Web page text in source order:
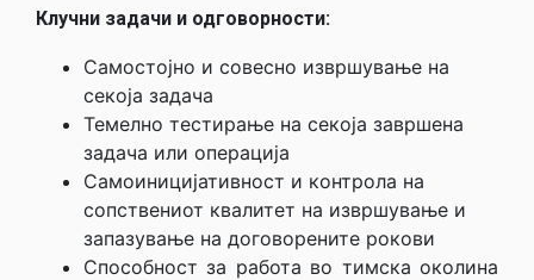
Клучни задачи и одговорности:
Самостојно и совесно извршување на
секоја задача
Темелно тестирање на секоја завршена
задача или операција
Самоиницијативност и контрола на
сопствениот квалитет на извршување и
запазување на договорените рокови
Способност за работа во тимска околина